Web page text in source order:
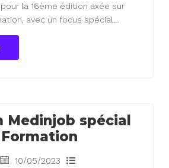
la 16ème édition axée sur
avec un focus spécial…
Medinjob spécial
10/05/2023